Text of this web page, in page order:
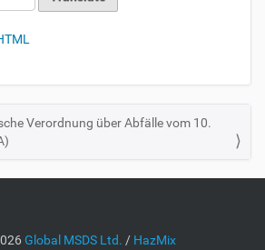
Verordnung über Abfälle vom 10.
Global MSDS Ltd. / HazMix